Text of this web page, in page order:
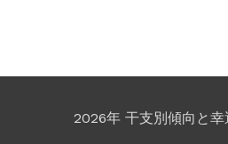
2026年 干支別傾向と